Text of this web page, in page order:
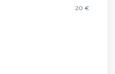
20 €